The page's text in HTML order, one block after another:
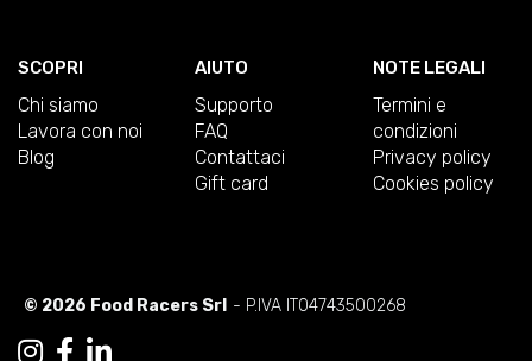
SCOPRI
Chi siamo
Lavora con noi
Blog
AIUTO
Supporto
FAQ
Contattaci
Gift card
NOTE LEGALI
Termini e
condizioni
Privacy policy
Cookies policy
© 2026 Food Racers Srl - P.IVA IT04743500268